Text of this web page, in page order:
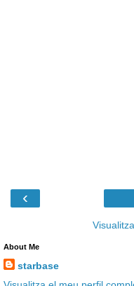
‹
About Me
starbase